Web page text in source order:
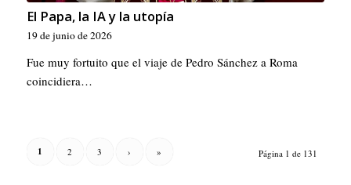
El Papa, la IA y la utopía
19 de junio de 2026
Fue muy fortuito que el viaje de Pedro Sánchez a Roma
coincidiera…
Página 1 de 131
1 2 3 › »